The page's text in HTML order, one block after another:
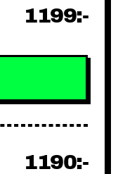
1199:-
1190:-